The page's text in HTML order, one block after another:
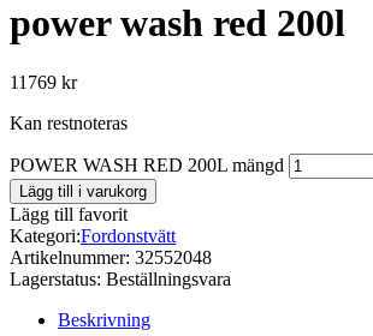
power wash red 200l
11769 kr
Kan restnoteras
POWER WASH RED 200L mängd
Lägg till i varukorg
Lägg till favorit
Kategori:Fordonstvätt
Artikelnummer: 32552048
Lagerstatus: Beställningsvara
Beskrivning